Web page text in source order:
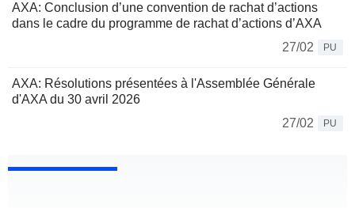
AXA: Conclusion d’une convention de rachat d’actions
dans le cadre du programme de rachat d’actions d’AXA
27/02
PU
AXA: Résolutions présentées à l'Assemblée Générale
d'AXA du 30 avril 2026
27/02
PU